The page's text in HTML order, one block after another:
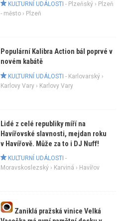
KULTURNÍ UDÁLOSTI - Plzeňský› Plzeň
- město› Plzeň
Populární Kalibra Action bál poprvé v
novém kabátě
KULTURNÍ UDÁLOSTI - Karlovarský›
Karlovy Vary› Karlovy Vary
Lidé z celé republiky míří na
Havířovské slavnosti, mejdan roku
v Havířově. Může za to i DJ Nuff!
KULTURNÍ UDÁLOSTI -
Moravskoslezský› Karviná › Havířov
Zaniklá pražská vinice Velká